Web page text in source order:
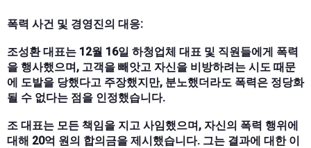
폭력 사건 및 경영진의 대응:
조성환 대표는 12월 16일 하청업체 대표 및 직원들에게 폭력
을 행사했으며, 고객을 빼앗고 자신을 비방하려는 시도 때문
에 도발을 당했다고 주장했지만, 분노했더라도 폭력은 정당화
될 수 없다는 점을 인정했습니다.
조 대표는 모든 책임을 지고 사임했으며, 자신의 폭력 행위에
대해 20억 원의 합의금을 제시했습니다. 그는 결과에 대한 이